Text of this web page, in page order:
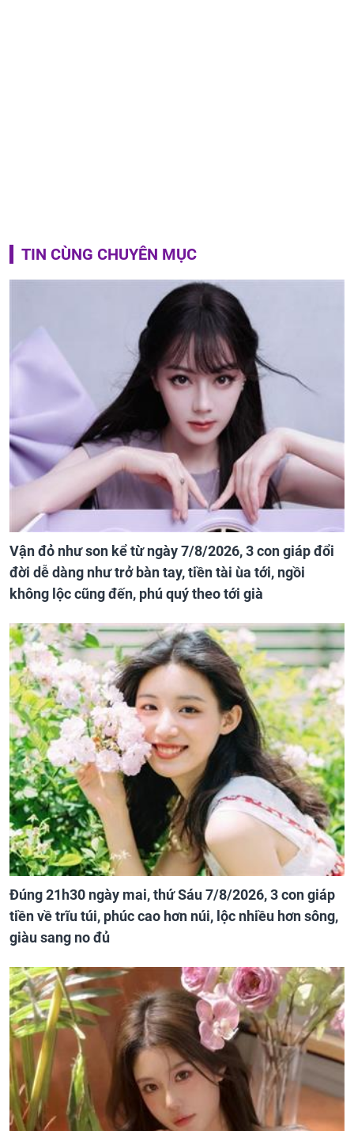
TIN CÙNG CHUYÊN MỤC
Vận đỏ như son kể từ ngày 7/8/2026, 3 con giáp đổi
đời dễ dàng như trở bàn tay, tiền tài ùa tới, ngồi
không lộc cũng đến, phú quý theo tới già
Đúng 21h30 ngày mai, thứ Sáu 7/8/2026, 3 con giáp
tiền về trĩu túi, phúc cao hơn núi, lộc nhiều hơn sông,
giàu sang no đủ